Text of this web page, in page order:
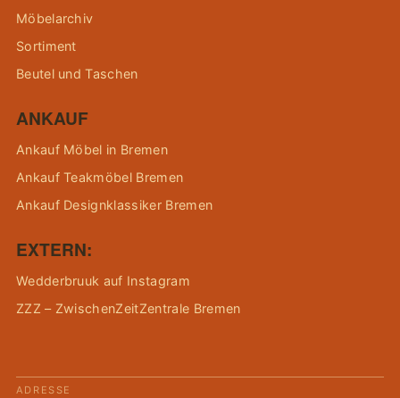
Möbelarchiv
Sortiment
Beutel und Taschen
ANKAUF
Ankauf Möbel in Bremen
Ankauf Teakmöbel Bremen
Ankauf Designklassiker Bremen
EXTERN:
Wedderbruuk auf Instagram
ZZZ – ZwischenZeitZentrale Bremen
ADRESSE